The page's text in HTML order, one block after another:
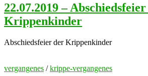
22.07.2019 –
Krippenkinder
Abschiedsfeier der Krippenkinder
vergangenes /krippe-vergangenes